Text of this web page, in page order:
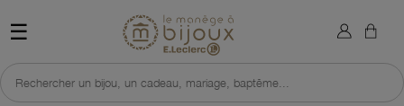
☰ Retour à l'accueil du site
Rechercher un bijou, un cadeau, mariage, baptême...
×